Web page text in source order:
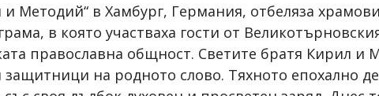
Методий“ в Хамбург, Германия, отбеляза
в която участваха гости от
православна общност. Светите братя Кирил и
защитници на родното слово. Тяхното епохално